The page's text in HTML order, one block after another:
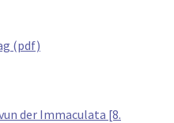
(pdf)
der Immaculata [8.